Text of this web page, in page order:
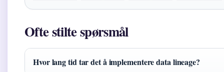
Ofte stilte spørsmål
Hvor lang tid tar det å implementere data lineage?